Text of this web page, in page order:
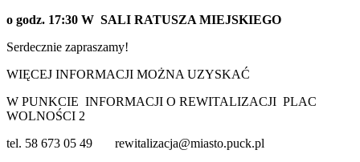
o godz. 17:30 W SALI RATUSZA MIEJSKIEGO
Serdecznie zapraszamy!
WIĘCEJ INFORMACJI MOŻNA UZYSKAĆ
W PUNKCIE INFORMACJI O REWITALIZACJI PLAC
WOLNOŚCI 2
tel. 58 673 05 49 rewitalizacja@miasto.puck.pl